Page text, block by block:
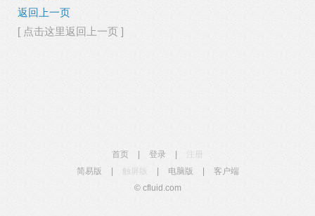
返回上一页
[ 点击这里返回上一页 ]
首页 登录
简易版
触屏版 电脑版
客户端
© cfluid.com